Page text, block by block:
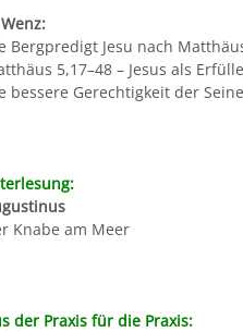
Bergpredigt Jesu nach
5,17–48 – Jesus als
bessere Gerechtigkeit der
Knabe am Meer
der Praxis für die Praxis: